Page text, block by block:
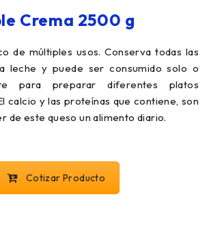
Crema 2500 g
de múltiples usos. Conserva todas las
leche y puede ser consumido solo o
para preparar diferentes platos
calcio y las proteínas que contiene, son
de este queso un alimento diario.
Cotizar Producto